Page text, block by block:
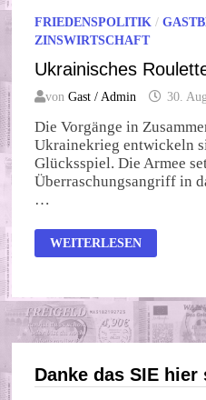
FRIEDENSPOLITIK /
ZINSWIRTSCHAFT
Ukrainisches
vonGast / Admin 30.
Die Vorgänge in
Ukrainekrieg entwickeln
Glücksspiel. Die Armee
Überraschungsangriff in
…
UKRAINISCHES
ROULETTE
WEITERLESEN
Danke das SIE hier